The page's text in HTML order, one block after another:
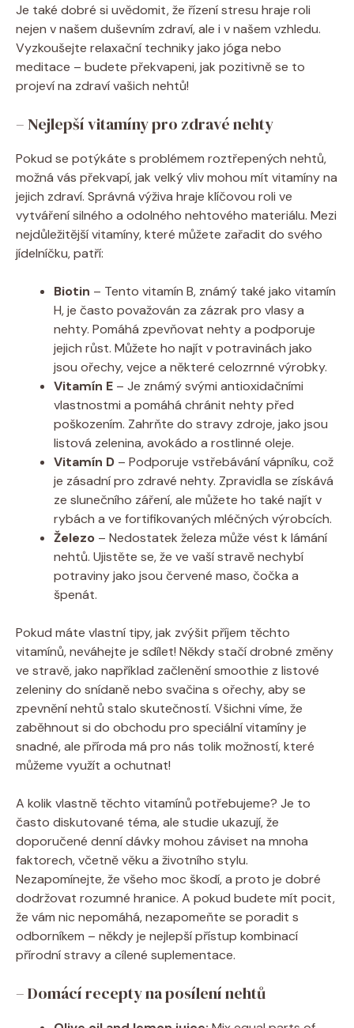
Je také dobré si uvědomit, že řízení stresu hraje roli
nejen v našem duševním zdraví, ale i v našem vzhledu.
Vyzkoušejte relaxační techniky jako jóga nebo
meditace – budete překvapeni, jak pozitivně se to
projeví na zdraví vašich nehtů!
– Nejlepší vitamíny pro zdravé nehty
Pokud se potýkáte s problémem roztřepených nehtů,
možná vás překvapí, jak velký vliv mohou mít vitamíny na
jejich zdraví. Správná výživa hraje klíčovou roli ve
vytváření silného a odolného nehtového materiálu. Mezi
nejdůležitější vitamíny, které můžete zařadit do svého
jídelníčku, patří:
Biotin – Tento vitamín B, známý také jako vitamín
H, je často považován za zázrak pro vlasy a
nehty. Pomáhá zpevňovat nehty a podporuje
jejich růst. Můžete ho najít v potravinách jako
jsou ořechy, vejce a některé celozrnné výrobky.
Vitamín E – Je známý svými antioxidačními
vlastnostmi a pomáhá chránit nehty před
poškozením. Zahrňte do stravy zdroje, jako jsou
listová zelenina, avokádo a rostlinné oleje.
Vitamín D – Podporuje vstřebávání vápníku, což
je zásadní pro zdravé nehty. Zpravidla se získává
ze slunečního záření, ale můžete ho také najít v
rybách a ve fortifikovaných mléčných výrobcích.
Železo – Nedostatek železa může vést k lámání
nehtů. Ujistěte se, že ve vaší stravě nechybí
potraviny jako jsou červené maso, čočka a
špenát.
Pokud máte vlastní tipy, jak zvýšit příjem těchto
vitamínů, neváhejte je sdílet! Někdy stačí drobné změny
ve stravě, jako například začlenění smoothie z listové
zeleniny do snídaně nebo svačina s ořechy, aby se
zpevnění nehtů stalo skutečností. Všichni víme, že
zaběhnout si do obchodu pro speciální vitamíny je
snadné, ale příroda má pro nás tolik možností, které
můžeme využít a ochutnat!
A kolik vlastně těchto vitamínů potřebujeme? Je to
často diskutované téma, ale studie ukazují, že
doporučené denní dávky mohou záviset na mnoha
faktorech, včetně věku a životního stylu.
Nezapomínejte, že všeho moc škodí, a proto je dobré
dodržovat rozumné hranice. A pokud budete mít pocit,
že vám nic nepomáhá, nezapomeňte se poradit s
odborníkem – někdy je nejlepší přístup kombinací
přírodní stravy a cílené suplementace.
– Domácí recepty na posílení nehtů